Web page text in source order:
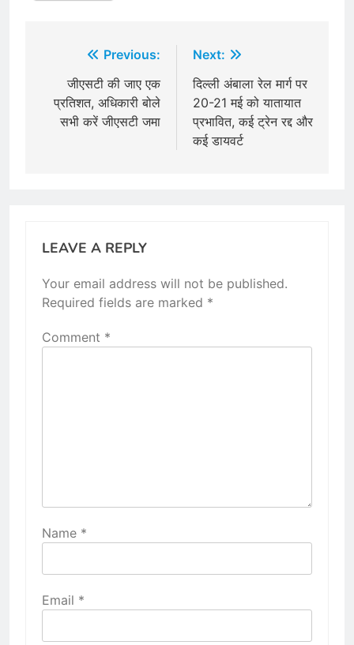
navigation
Previous:
जीएसटी की जाए एक
प्रतिशत, अ​धिकारी बोले
सभी करें जीएसटी जमा
Next:
दिल्ली अंबाला रेल मार्ग पर
20-21 मई को यातायात
प्रभावित, कई ट्रेन रद्द और
कई डायवर्ट
LEAVE A REPLY
Your email address will not be published.
Required fields are marked *
Comment *
Name *
Email *